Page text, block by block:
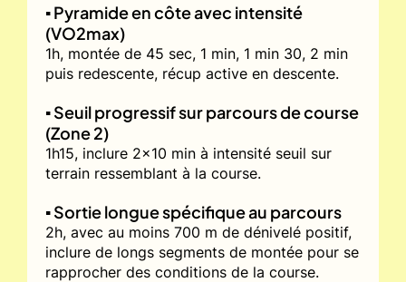
▪️ Pyramide en côte avec intensité
(VO2max)
1h, montée de 45 sec, 1 min, 1 min 30, 2 min
puis redescente, récup active en descente.
▪️ Seuil progressif sur parcours de course
(Zone 2)
1h15, inclure 2x10 min à intensité seuil sur
terrain ressemblant à la course.
▪️ Sortie longue spécifique au parcours
2h, avec au moins 700 m de dénivelé positif,
inclure de longs segments de montée pour se
rapprocher des conditions de la course.